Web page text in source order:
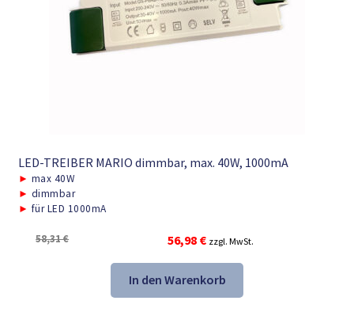
LED-TREIBER MARIO dimmbar, max. 40W, 1000mA
► max 40W
► dimmbar
► für LED 1000mA
58,31€
Ursprünglicher
war:
58,31 €
56,98 €Aktueller
ist:
56,98 €.
zzgl. MwSt.
In den Warenkorb